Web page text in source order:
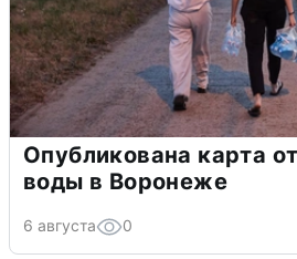
Опубликована карта
воды в Воронеже
6 августа 0